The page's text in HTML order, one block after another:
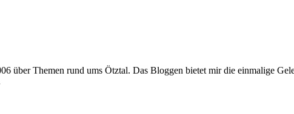
über Themen rund ums Ötztal. Das Bloggen bietet mir die einmalige